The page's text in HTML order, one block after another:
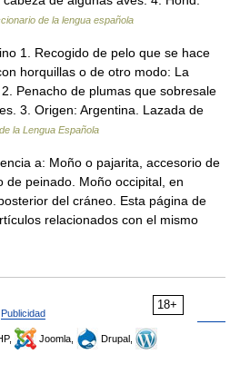
de la lengua española
1. Recogido de pelo que se hace
horquillas o de otro modo: La
Penacho de plumas que sobresale
3. Origen: Argentina. Lazada de
la Lengua Española
a: Moño o pajarita, accesorio de
de peinado. Moño occipital, en
del cráneo. Esta página de
relacionados con el mismo
18+
Publicidad
Joomla,
Drupal,